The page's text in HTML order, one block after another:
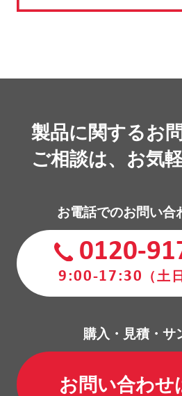
製品に関するお
ご相談は、お気
お電話でのお問い合
0120-
9:00-17:30 （土
購入・見積・サ
お問い合わせ